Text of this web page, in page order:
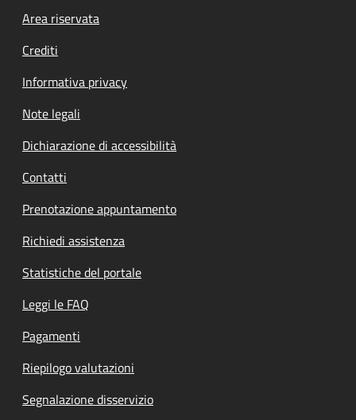
Footer menu
Area riservata
Crediti
Informativa privacy
Note legali
Dichiarazione di accessibilità
Contatti
Prenotazione appuntamento
Richiedi assistenza
Statistiche del portale
Leggi le FAQ
Pagamenti
Riepilogo valutazioni
Segnalazione disservizio